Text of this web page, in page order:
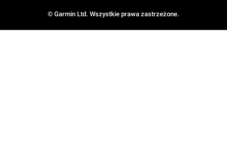
© Garmin Ltd. Wszystkie prawa zastrzeżone.